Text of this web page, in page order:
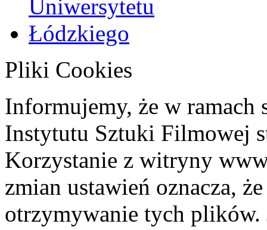
Pliki Cookies
Informujemy, że w ramach
Instytutu Sztuki Filmowej
Korzystanie z witryny
zmian ustawień oznacza,
otrzymywanie tych plików.